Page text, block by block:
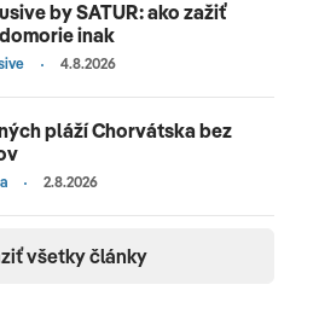
by SATUR: ako zažiť
inak
4.8.2026
pláží Chorvátska bez
2.8.2026
všetky články